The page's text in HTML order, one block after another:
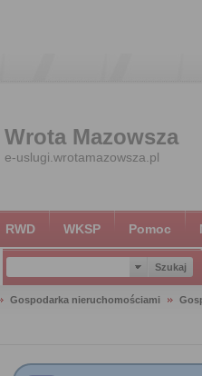
Wrota Mazowsza
e-uslugi.wrotamazowsza.pl
RWD WKSP Pomoc
Gospodarka nieruchomościami